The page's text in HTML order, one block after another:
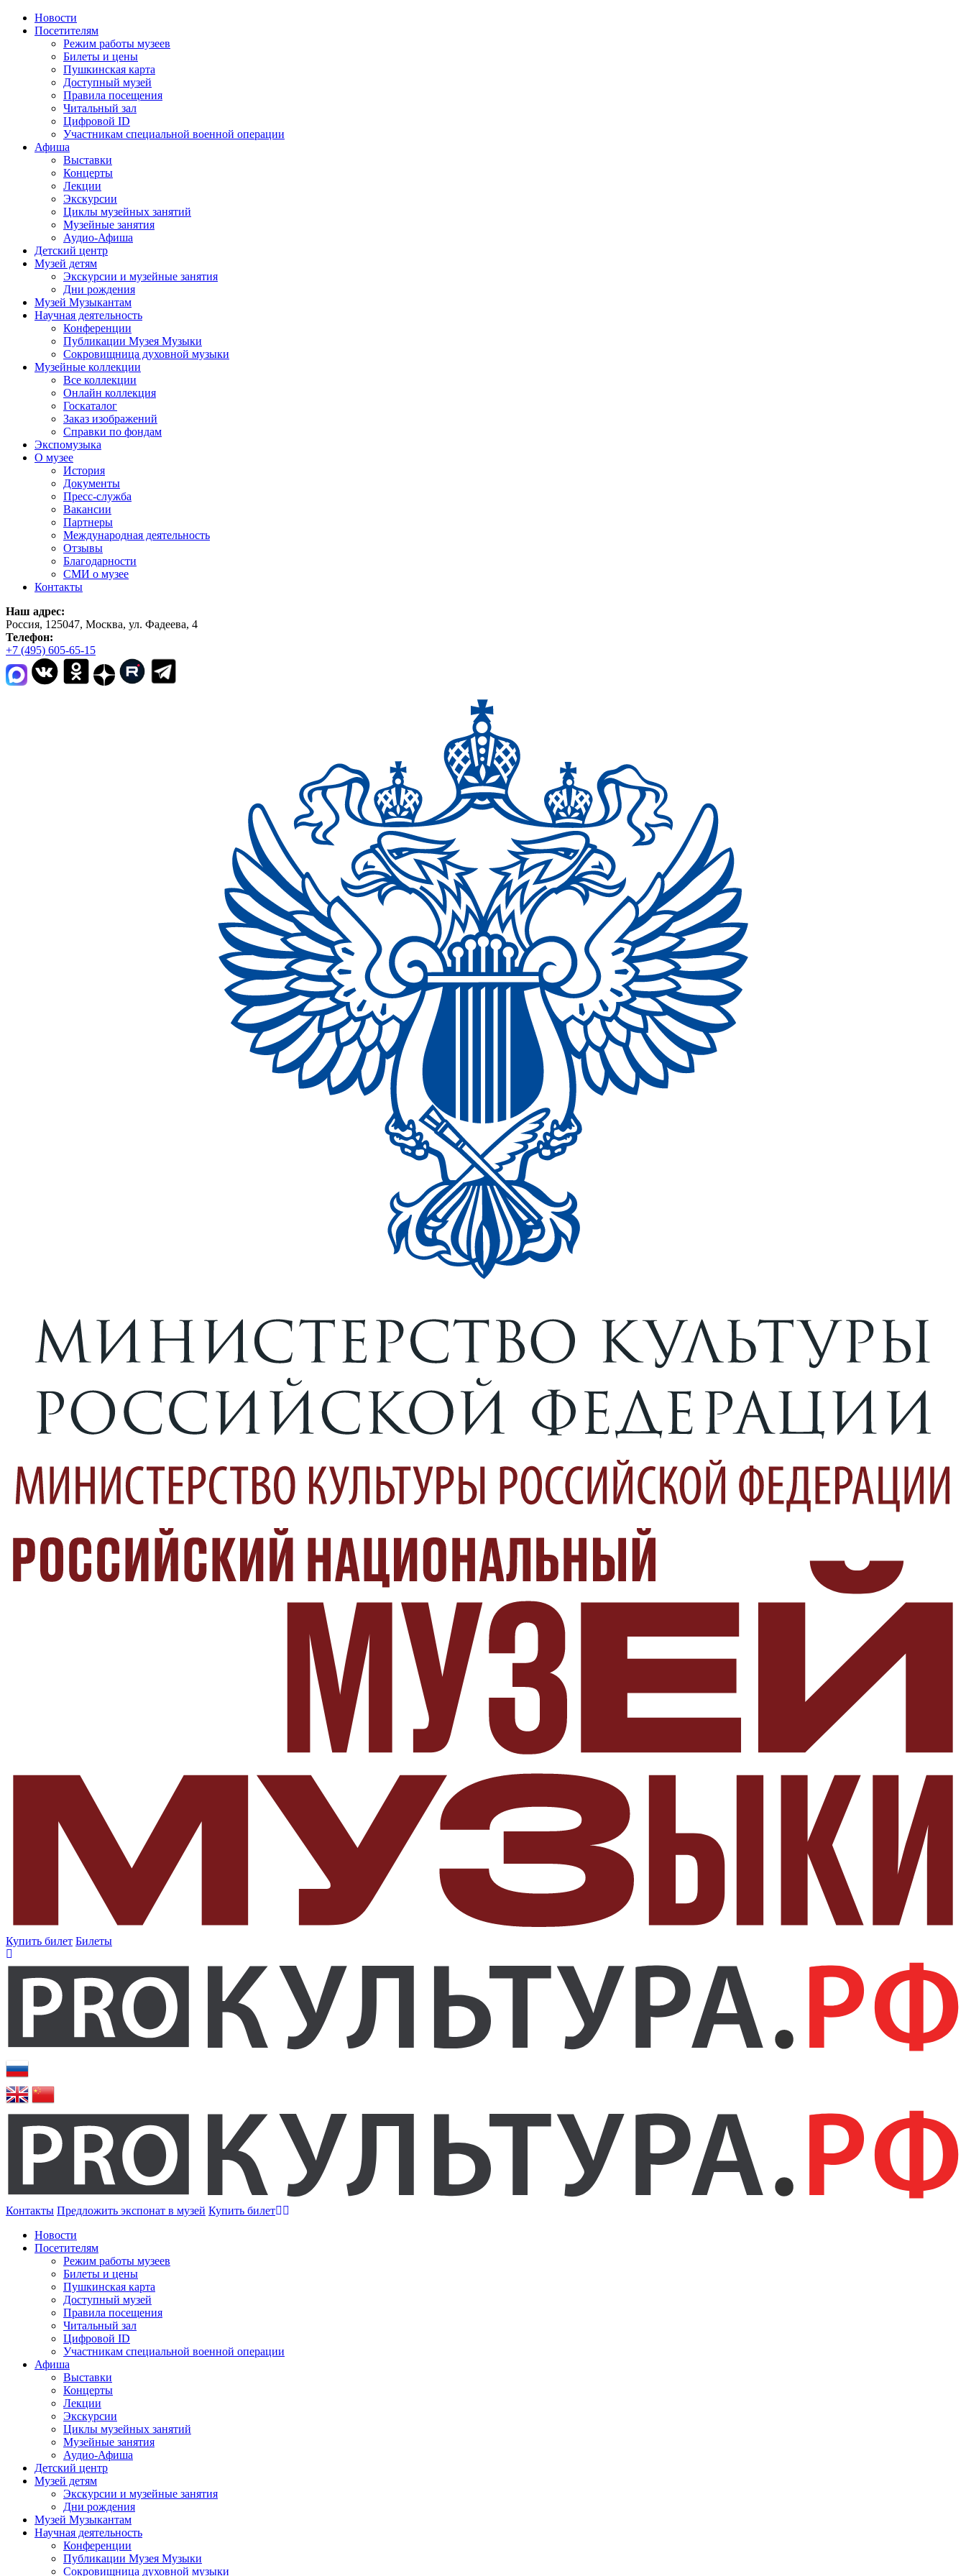
Новости
Посетителям
Режим работы музеев
Билеты и цены
Пушкинская карта
Доступный музей
Правила посещения
Читальный зал
Цифровой ID
Участникам специальной военной операции
Афиша
Выставки
Концерты
Лекции
Экскурсии
Циклы музейных занятий
Музейные занятия
Аудио-Афиша
Детский центр
Музей детям
Экскурсии и музейные занятия
Дни рождения
Музей Музыкантам
Научная деятельность
Конференции
Публикации Музея Музыки
Сокровищница духовной музыки
Музейные коллекции
Все коллекции
Онлайн коллекция
Госкаталог
Заказ изображений
Справки по фондам
Экспомузыка
О музее
История
Документы
Пресс-служба
Вакансии
Партнеры
Международная деятельность
Отзывы
Благодарности
СМИ о музее
Контакты
Наш адрес:
Россия, 125047, Москва, ул. Фадеева, 4
Телефон:
+7 (495) 605-65-15
Купить билет Билеты
Контакты Предложить экспонат в музей Купить билет
Новости
Посетителям
Режим работы музеев
Билеты и цены
Пушкинская карта
Доступный музей
Правила посещения
Читальный зал
Цифровой ID
Участникам специальной военной операции
Афиша
Выставки
Концерты
Лекции
Экскурсии
Циклы музейных занятий
Музейные занятия
Аудио-Афиша
Детский центр
Музей детям
Экскурсии и музейные занятия
Дни рождения
Музей Музыкантам
Научная деятельность
Конференции
Публикации Музея Музыки
Сокровищница духовной музыки